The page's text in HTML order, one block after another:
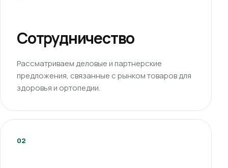
Сотрудничество
Рассматриваем деловые и партнерские
предложения, связанные с рынком товаров для
здоровья и ортопедии.
02